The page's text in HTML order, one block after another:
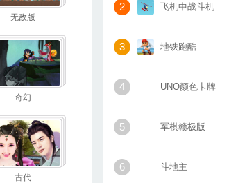
无敌版
奇幻
古代
2 飞机中战斗机
3 地铁跑酷
4 UNO颜色卡牌
5 军棋赣极版
6 斗地主